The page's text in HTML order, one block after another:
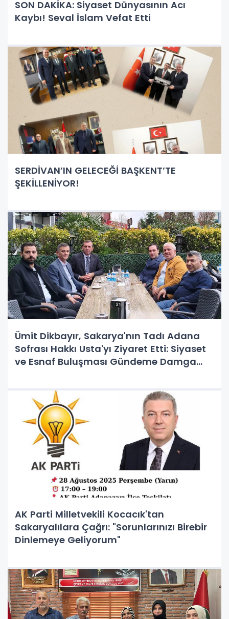
SON DAKİKA: Siyaset Dünyasının Acı
Kaybı! Seval İslam Vefat Etti
SERDİVAN’IN GELECEĞİ BAŞKENT’TE
ŞEKİLLENİYOR!
Ümit Dikbayır, Sakarya'nın Tadı Adana
Sofrası Hakkı Usta'yı Ziyaret Etti: Siyaset
ve Esnaf Buluşması Gündeme Damga
AK Parti Milletvekili Kocacık'tan
Sakaryalılara Çağrı: "Sorunlarınızı Birebir
Dinlemeye Geliyorum"